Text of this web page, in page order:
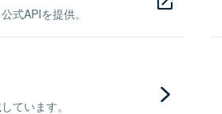
式APIを提供。
ています。